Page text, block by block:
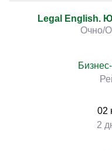
Legal English.
Очно/
02
2